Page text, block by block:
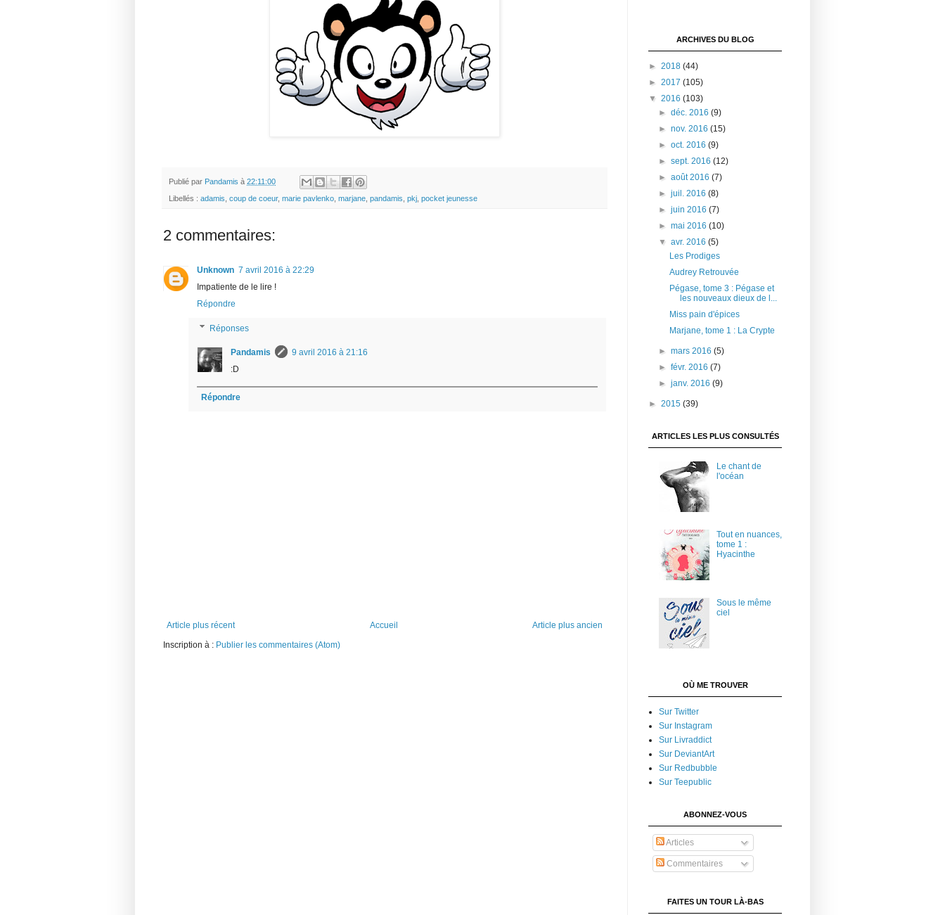
Publié par Pandamis à 22:11:00
Libellés : adamis coup de coeur, marie pavlenko marjane pandamis pkj pocket jeunesse
2 commentaires:
Unknown 7 avril 2016 à 22:29
Impatiente de le lire !
Répondre
Réponses
Pandamis
9 avril 2016 à 21:16
:D
Répondre
Article plus récent Article plus ancien
Accueil
Inscription à : Publier les commentaires (Atom)
ARCHIVES DU BLOG
► 2018 (44)
► 2017 (105)
▼ 2016 (103)
►déc. 2016(9)
►nov. 2016(15)
►oct. 2016(9)
►sept. 2016(12)
►août 2016(7)
►juil. 2016(8)
►juin 2016(7)
►mai 2016(10)
▼avr. 2016(5)
Les Prodiges
Audrey Retrouvée
Pégase, tome 3 : Pégase et
les nouveaux dieux de l...
Miss pain d'épices
Marjane, tome 1 : La Crypte
►mars 2016(5)
►févr. 2016(7)
►janv. 2016(9)
► 2015 (39)
ARTICLES LES PLUS CONSULTÉS
Le chant de
l'océan
Tout en nuances,
tome 1 :
Hyacinthe
Sous le même
ciel
OÙ ME TROUVER
Sur Twitter
Sur Instagram
Sur Livraddict
Sur DeviantArt
Sur Redbubble
Sur Teepublic
ABONNEZ-VOUS
Articles
Commentaires
FAITES UN TOUR LÀ-BAS